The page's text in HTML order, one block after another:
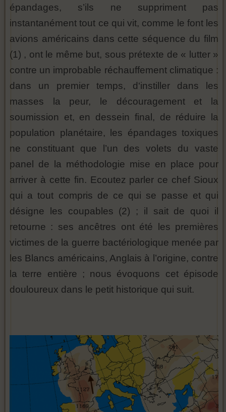
épandages, s’ils ne suppriment pas
instantanément tout ce qui vit, comme le font les
avions américains dans cette séquence du film
(1) , ont le même but, sous prétexte de « lutter »
contre un improbable réchauffement climatique :
dans un premier temps, d‘instiller dans les
masses la peur, le découragement et la
soumission et, en dessein final, de réduire la
population planétaire, les épandages toxiques
ne constituant que l’un des volets du vaste
panel de la méthodologie mise en place pour
arriver à cette fin. Ecoutez parler ce chef Sioux
qui a tout compris de ce qui se passe et qui
désigne les coupables (2) ; il sait de quoi il
retourne : ses ancêtres ont été les premières
victimes de la guerre bactériologique menée par
les Blancs américains, Anglais à l’origine, contre
la terre entière ; nous évoquons cet épisode
douloureux dans le petit historique qui suit.